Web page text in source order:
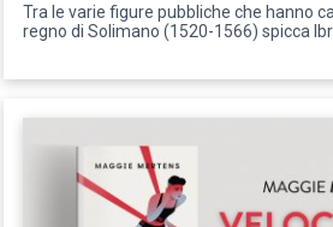
Tra le varie figure pubbliche che hanno
regno di Solimano (1520-1566) spicca